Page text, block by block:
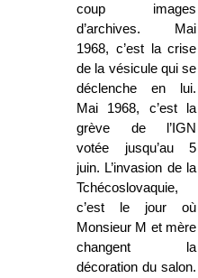
coup images
d’archives. Mai
1968, c’est la crise
de la vésicule qui se
déclenche en lui.
Mai 1968, c’est la
grève de l’IGN
votée jusqu’au 5
juin. L’invasion de la
Tchécoslovaquie,
c’est le jour où
Monsieur M et mère
changent la
décoration du salon.